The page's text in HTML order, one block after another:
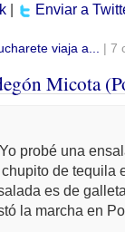
Enviar a
viaja a... | 7
Micota
probé una
de tequila
es de
la marcha en